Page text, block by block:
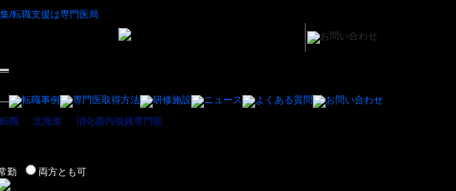
職 北海道 消化器内視鏡専門医
勤 両方とも可